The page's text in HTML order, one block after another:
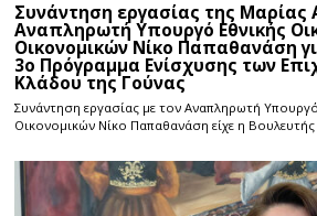
Συνάντηση εργασίας της Μαρίας
Αναπληρωτή Υπουργό Εθνικής
Οικονομικών Νίκο Παπαθανάση
3ο Πρόγραμμα Ενίσχυσης των
Κλάδου της Γούνας
Συνάντηση εργασίας με τον Αναπληρωτή
Οικονομικών Νίκο Παπαθανάση είχε η